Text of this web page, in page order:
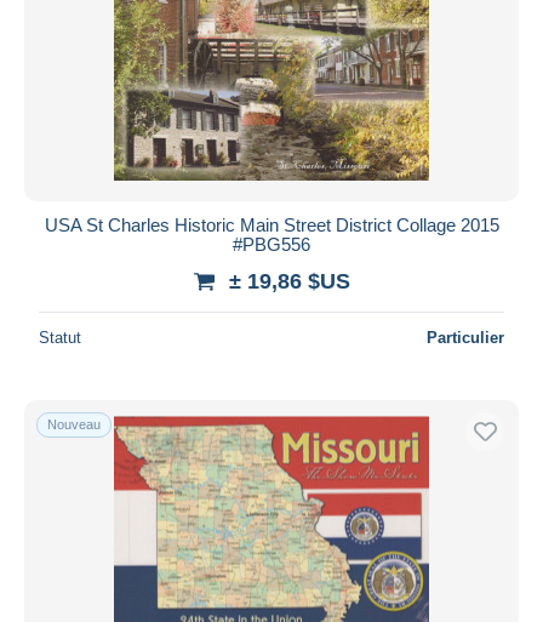
USA St Charles Historic Main Street District Collage 2015
#PBG556
± 19,86 $US
Statut Particulier
Nouveau